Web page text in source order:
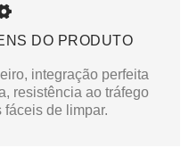
DO PRODUTO
integração perfeita
resistência ao tráfego
de limpar.